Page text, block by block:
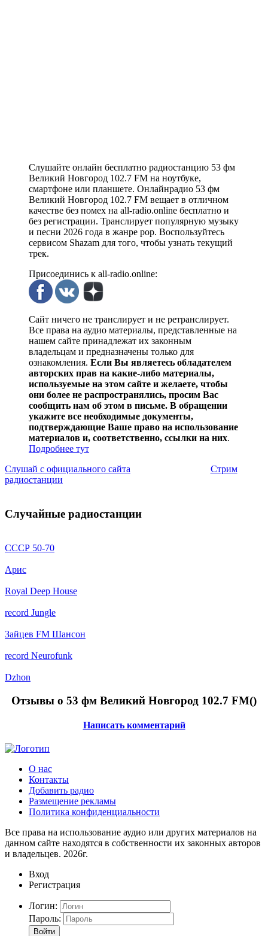
Слушайте онлайн бесплатно радиостанцию 53 фм
Великий Новгород 102.7 FM на ноутбуке,
смартфоне или планшете. Онлайнрадио 53 фм
Великий Новгород 102.7 FM вещает в отличном
качестве без помех на all-radio.online бесплатно и
без регистрации. Транслирует популярную музыку
и песни 2026 года в жанре pop. Воспользуйтесь
сервисом Shazam для того, чтобы узнать текущий
трек.
Присоединись к all-radio.online:
Сайт ничего не транслирует и не ретранслирует.
Все права на аудио материалы, представленные на
нашем сайте принадлежат их законным
владельцам и предназначены только для
ознакомления. Если Вы являетесь обладателем
авторских прав на какие-либо материалы,
используемые на этом сайте и желаете, чтобы
они более не распространялись, просим Вас
сообщить нам об этом в письме. В обращении
укажите все необходимые документы,
подтверждающие Ваше право на использование
материалов и, соответственно, ссылки на них.
Подробнее тут
Слушай с официального сайта
Стрим
радиостанции
Случайные радиостанции
СССР 50-70
Арис
Royal Deep House
record Jungle
Зайцев FM Шансон
record Neurofunk
Dzhon
Отзывы о 53 фм Великий Новгород 102.7 FM()
Написать комментарий
О нас
Контакты
Добавить радио
Размещение рекламы
Политика конфиденциальности
Все права на использование аудио или других материалов на
данном сайте находятся в собственности их законных авторов
и владельцев. 2026г.
Вход
Регистрация
Логин:
Пароль:
Войти